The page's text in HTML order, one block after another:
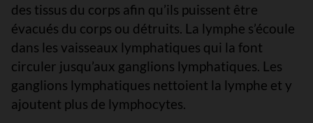
des tissus du corps afin qu’ils puissent être
évacués du corps ou détruits. La lymphe s’écoule
dans les vaisseaux lymphatiques qui la font
circuler jusqu’aux ganglions lymphatiques. Les
ganglions lymphatiques nettoient la lymphe et y
ajoutent plus de lymphocytes.